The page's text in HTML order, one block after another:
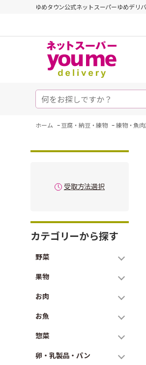
ゆめタウン公式ネットスーパーゆめデリ
ホーム - 豆腐・納豆・練物 - 練物・魚
受取方法選択
カテゴリーから探す
野菜
果物
お肉
お魚
惣菜
卵・乳製品・パン